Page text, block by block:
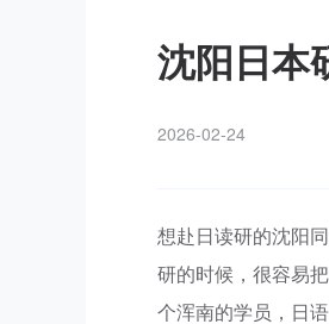
沈阳日本
2026-02-24
想赴日读研的沈阳
研的时候，很容易
个浑南的学员，日